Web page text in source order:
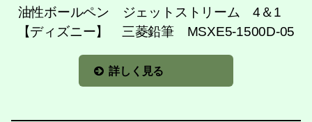
油性ボールペン ジェットストリーム 4＆1
【ディズニー】 三菱鉛筆 MSXE5-1500D-05
詳しく見る